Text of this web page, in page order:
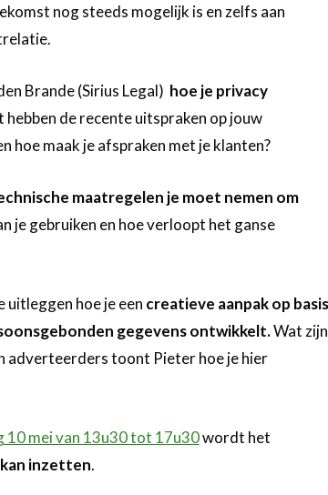
nog steeds mogelijk is en zelfs aan
Brande (Sirius Legal) hoe je privacy
hebben de recente uitspraken op jouw
hoe maak je afspraken met je klanten?
maatregelen je moet nemen om
je gebruiken en hoe verloopt het ganse
uitleggen hoe je een creatieve aanpak op basis
gegevens ontwikkelt.Wat zijn
adverteerders toont Pieter hoe je hier
10 mei van 13u30 tot 17u30wordt het
inzetten.